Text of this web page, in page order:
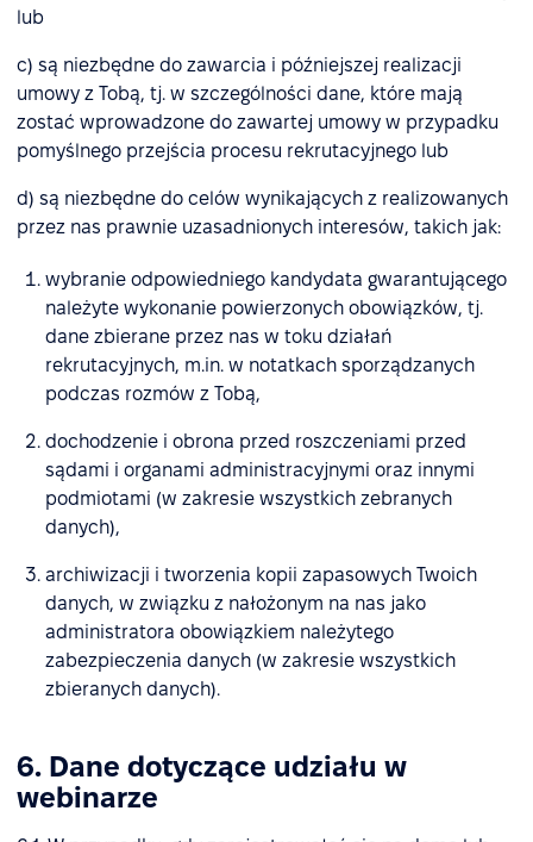
lub
c) są niezbędne do zawarcia i późniejszej realizacji
umowy z Tobą, tj. w szczególności dane, które mają
zostać wprowadzone do zawartej umowy w przypadku
pomyślnego przejścia procesu rekrutacyjnego lub
d) są niezbędne do celów wynikających z realizowanych
przez nas prawnie uzasadnionych interesów, takich jak:
wybranie odpowiedniego kandydata gwarantującego
należyte wykonanie powierzonych obowiązków, tj.
dane zbierane przez nas w toku działań
rekrutacyjnych, m.in. w notatkach sporządzanych
podczas rozmów z Tobą,
dochodzenie i obrona przed roszczeniami przed
sądami i organami administracyjnymi oraz innymi
podmiotami (w zakresie wszystkich zebranych
danych),
archiwizacji i tworzenia kopii zapasowych Twoich
danych, w związku z nałożonym na nas jako
administratora obowiązkiem należytego
zabezpieczenia danych (w zakresie wszystkich
zbieranych danych).
6. Dane dotyczące udziału w
webinarze